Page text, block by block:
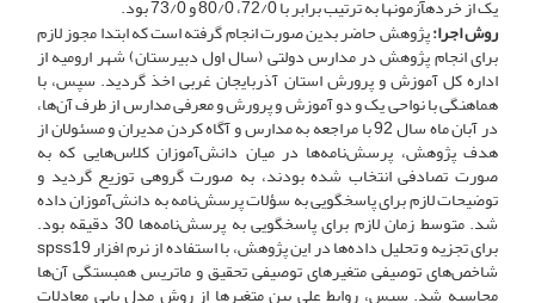
یک از خرده­آزمون­ها به ترتیب برابر با 72/0، 80/0 و 73/0 بود.
روش اجرا:پژوهش حاضر بدین صورت انجام گرفته است که ابتدا مجوز لازم
برای انجام پژوهش در مدارس دولتی (سال اول دبیرستان) شهر ارومیه از
اداره کل آموزش و پرورش استان آذربایجان غربی اخذ گردید. سپس، با
هماهنگی با نواحی یک و دو آموزش و پرورش و معرفی مدارس از طرف آن‌ها،
در آبان ماه سال 92 با مراجعه به مدارس و آگاه کردن مدیران و مسئولان از
هدف پژوهش، پرسش‌نامه‌ها در میان دانش‌آموزان کلاس‌هایی که به
صورت تصادفی انتخاب شده بودند، به صورت گروهی توزیع گردید و
توضیحات لازم برای پاسخگویی به سؤلات پرسش‌نامه به دانش‌آموزان داده
شد. متوسط زمان لازم برای پاسخگویی به پرسش‌نامه‌ها 30 دقیقه بود.
برای تجزیه و تحلیل داده‌ها در این پژوهش، با استفاده از نرم افزار spss19
شاخص‌های توصیفی متغیرهای توصیفی تحقیق و ماتریس همبستگی آن‌ها
محاسبه شد. سپس، روابط علی بین متغیرها از روش مدل یابی معادلات